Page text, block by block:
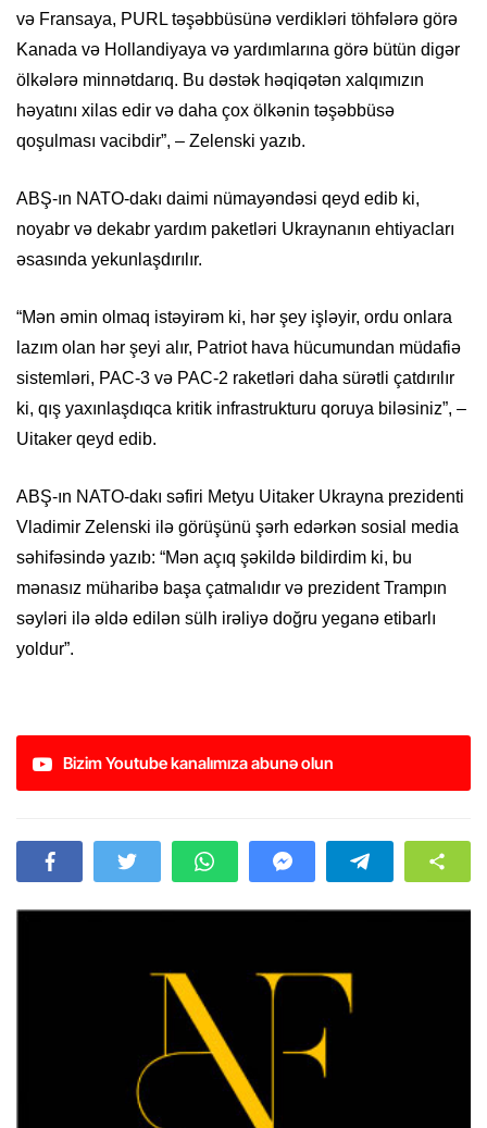
və Fransaya, PURL təşəbbüsünə verdikləri töhfələrə görə
Kanada və Hollandiyaya və yardımlarına görə bütün digər
ölkələrə minnətdarıq. Bu dəstək həqiqətən xalqımızın
həyatını xilas edir və daha çox ölkənin təşəbbüsə
qoşulması vacibdir”, – Zelenski yazıb.
ABŞ-ın NATO-dakı daimi nümayəndəsi qeyd edib ki,
noyabr və dekabr yardım paketləri Ukraynanın ehtiyacları
əsasında yekunlaşdırılır.
“Mən əmin olmaq istəyirəm ki, hər şey işləyir, ordu onlara
lazım olan hər şeyi alır, Patriot hava hücumundan müdafiə
sistemləri, PAC-3 və PAC-2 raketləri daha sürətli çatdırılır
ki, qış yaxınlaşdıqca kritik infrastrukturu qoruya biləsiniz”, –
Uitaker qeyd edib.
ABŞ-ın NATO-dakı səfiri Metyu Uitaker Ukrayna prezidenti
Vladimir Zelenski ilə görüşünü şərh edərkən sosial media
səhifəsində yazıb: “Mən açıq şəkildə bildirdim ki, bu
mənasız müharibə başa çatmalıdır və prezident Trampın
səyləri ilə əldə edilən sülh irəliyə doğru yeganə etibarlı
yoldur”.
Bizim Youtube kanalımıza abunə olun